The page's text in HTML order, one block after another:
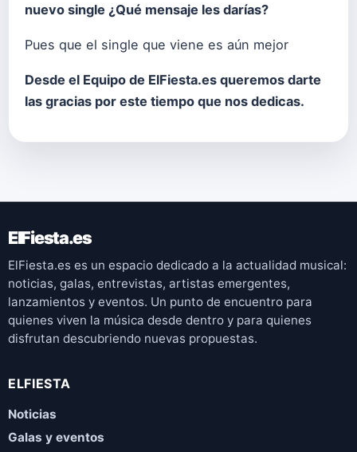
nuevo single ¿Qué mensaje les darías?
Pues que el single que viene es aún mejor
Desde el Equipo de ElFiesta.es queremos darte
las gracias por este tiempo que nos dedicas.
ElFiesta.es
ElFiesta.es es un espacio dedicado a la actualidad musical:
noticias, galas, entrevistas, artistas emergentes,
lanzamientos y eventos. Un punto de encuentro para
quienes viven la música desde dentro y para quienes
disfrutan descubriendo nuevas propuestas.
ELFIESTA
Noticias
Galas y eventos